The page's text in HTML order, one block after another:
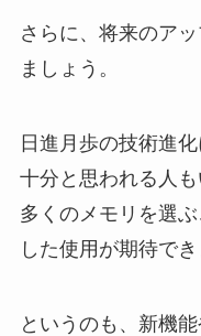
さらに、将来のア
ましょう。
日進月歩の技術進
十分と思われる人
多くのメモリを選
した使用が期待でき
というのも、新機